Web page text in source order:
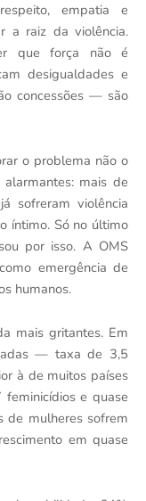
empatia e
a raiz da violência.
que força não é
desigualdades e
concessões — são
o problema não o
mais de
sofreram violência
íntimo. Só no último
por isso. A OMS
emergência de
humanos.
mais gritantes. Em
— taxa de 3,5
à de muitos países
e quase
de mulheres sofrem
em quase